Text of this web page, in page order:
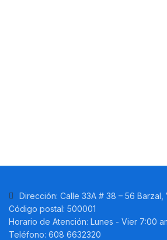
Dirección: Calle 33A # 38 – 56 Barzal,
Código postal: 500001
Horario de Atención: Lunes - Vier 7:00
Teléfono: 608 6632320